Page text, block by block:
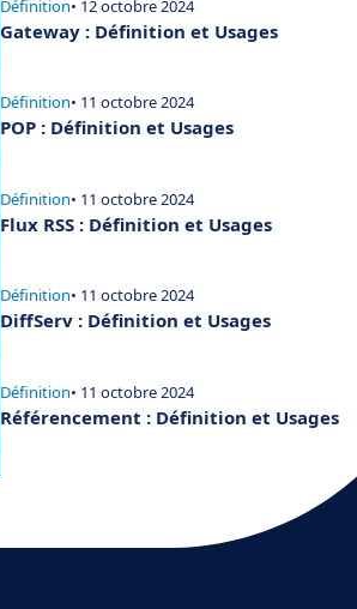
Définition• 12 octobre 2024
Gateway : Définition et Usages
Définition• 11 octobre 2024
POP : Définition et Usages
Définition• 11 octobre 2024
Flux RSS : Définition et Usages
Définition• 11 octobre 2024
DiffServ : Définition et Usages
Définition• 11 octobre 2024
Référencement : Définition et Usages